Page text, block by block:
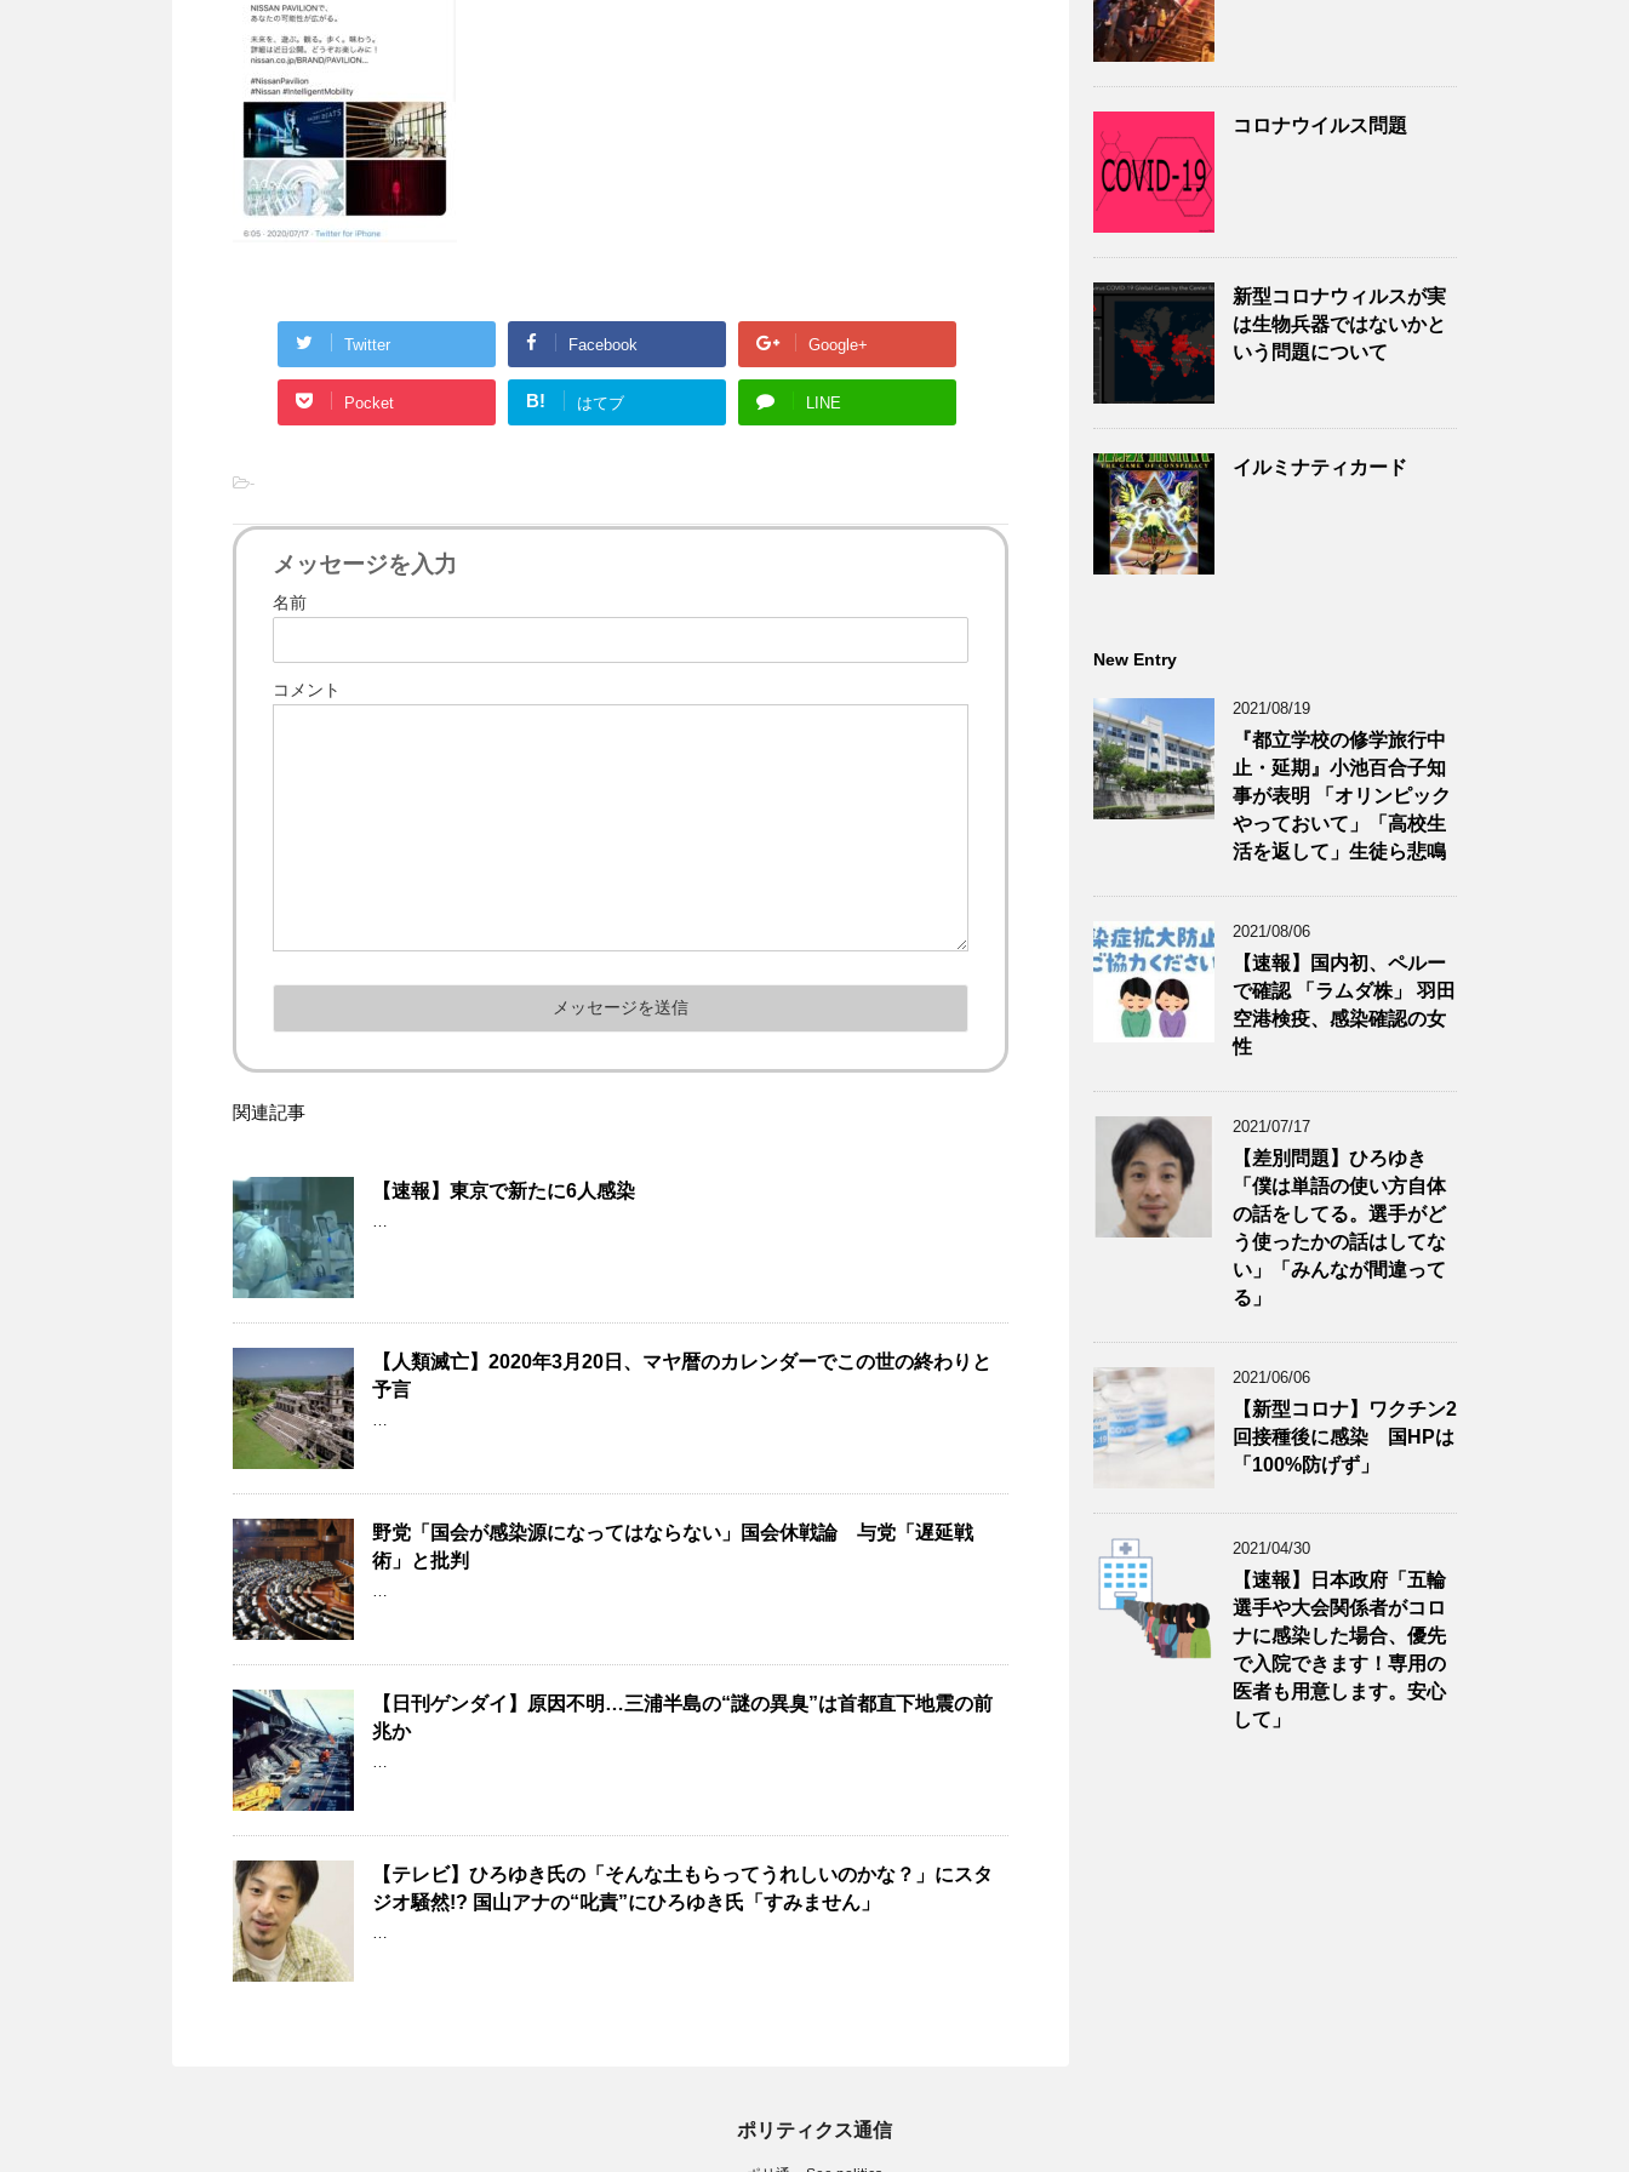
Twitter Facebook Google+
Pocket B! はてブ LINE
-
メッセージを入力
名前
コメント
関連記事
【速報】東京で新たに6人感染
…
【人類滅亡】2020年3月20日、マヤ暦のカレンダーでこの世の終わりと
予言
…
野党「国会が感染源になってはならない」国会休戦論 与党「遅延戦
術」と批判
…
【日刊ゲンダイ】原因不明…三浦半島の“謎の異臭”は首都直下地震の前
兆か
…
【テレビ】ひろゆき氏の「そんな土もらってうれしいのかな？」にスタ
ジオ騒然!? 国山アナの“叱責”にひろゆき氏「すみません」
…
コロナウイルス問題
新型コロナウィルスが実
は生物兵器ではないかと
いう問題について
イルミナティカード
New Entry
2021/08/19
『都立学校の修学旅行中
止・延期』小池百合子知
事が表明 「オリンピック
やっておいて」「高校生
活を返して」生徒ら悲鳴
2021/08/06
【速報】国内初、ペルー
で確認 「ラムダ株」 羽田
空港検疫、感染確認の女
性
2021/07/17
【差別問題】ひろゆき
「僕は単語の使い方自体
の話をしてる。選手がど
う使ったかの話はしてな
い」「みんなが間違って
る」
2021/06/06
【新型コロナ】ワクチン2
回接種後に感染 国HPは
「100%防げず」
2021/04/30
【速報】日本政府「五輪
選手や大会関係者がコロ
ナに感染した場合、優先
で入院できます！専用の
医者も用意します。安心
して」
ポリティクス通信